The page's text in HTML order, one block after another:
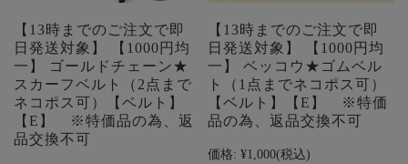
【13時までのご注文で即
日発送対象】 【1000円均
一】 ゴールドチェーン★
スカーフベルト（2点まで
ネコポス可）【ベルト】
【E】 ※特価品の為、返
品交換不可
【13時までのご注文で即
日発送対象】 【1000円均
一】 ベッコウ★ゴムベル
ト（1点までネコポス可）
【ベルト】【E】 ※特価
品の為、返品交換不可
価格: ¥1,000(税込)